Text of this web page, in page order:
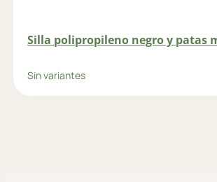
Silla polipropileno negro y patas
Sin variantes